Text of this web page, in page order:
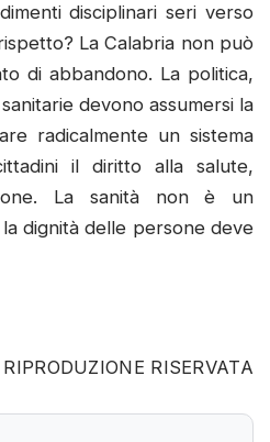
disciplinari seri verso
La Calabria non può
di abbandono. La politica,
devono assumersi la
radicalmente un sistema
il diritto alla salute,
La sanità non è un
dignità delle persone deve
RISERVATA